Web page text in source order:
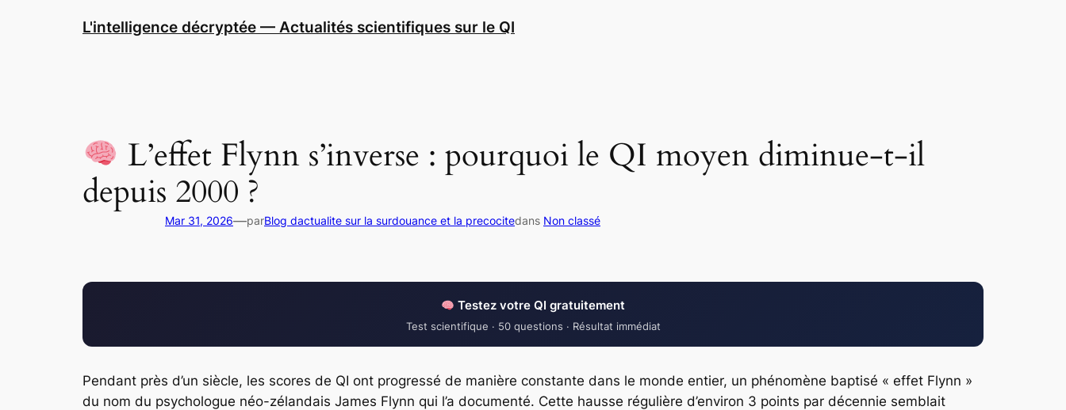
L'intelligence décryptée — Actualités scientifiques sur le QI
L’effet Flynn s’inverse : pourquoi le QI moyen diminue-t-il
depuis 2000 ?
Mar 31, 2026—parBlog dactualite sur la surdouance et la precocitedans Non classé
Testez votre QI gratuitement
Test scientifique · 50 questions · Résultat immédiat
Pendant près d’un siècle, les scores de QI ont progressé de manière constante dans le monde entier, un phénomène baptisé « effet Flynn »
du nom du psychologue néo-zélandais James Flynn qui l’a documenté. Cette hausse régulière d’environ 3 points par décennie semblait